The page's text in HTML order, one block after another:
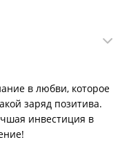
в любви, которое
заряд позитива.
инвестиция в